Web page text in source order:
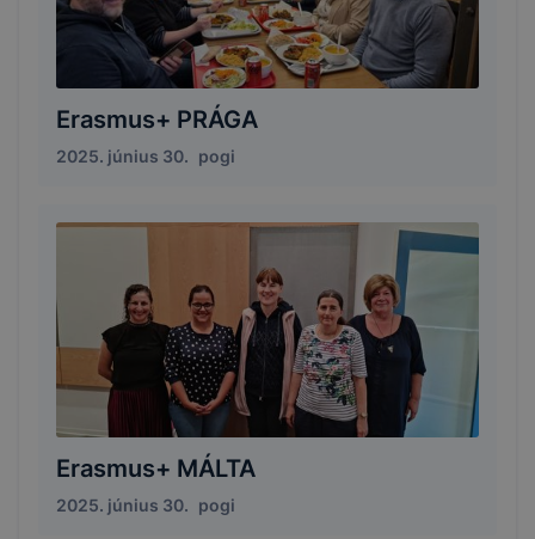
Erasmus+ PRÁGA
2025. június 30. pogi
Erasmus+ MÁLTA
2025. június 30. pogi